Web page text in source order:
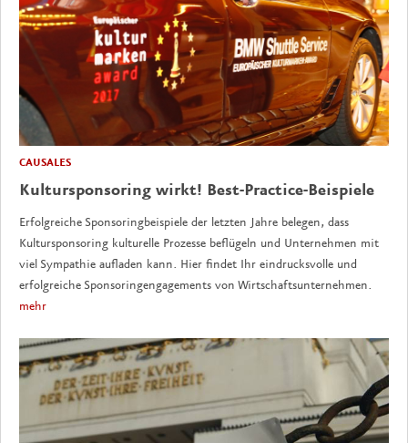
CAUSALES
Kultursponsoring wirkt! Best-Practice-Beispiele
Erfolgreiche Sponsoringbeispiele der letzten Jahre belegen, dass
Kultursponsoring kulturelle Prozesse beflügeln und Unternehmen mit
viel Sympathie aufladen kann. Hier findet Ihr eindrucksvolle und
erfolgreiche Sponsoringengagements von Wirtschaftsunternehmen.
mehr